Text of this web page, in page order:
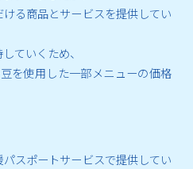
る商品とサービスを提供してい
ていくため、
を使用した一部メニューの価格
スポートサービスで提供してい